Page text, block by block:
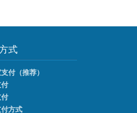
式
付（推荐）
方式